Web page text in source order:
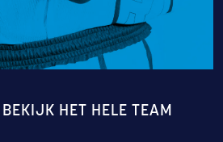
BEKIJK HET HELE TEAM